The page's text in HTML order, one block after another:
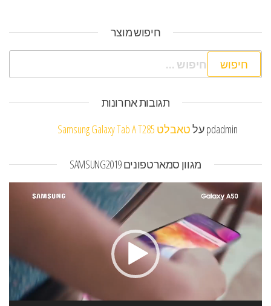
חיפוש מוצר
חיפוש:
תגובות אחרונות
pdadminעלטאבלט Samsung Galaxy Tab A T285
מגוון סמארטפונים SAMSUNG2019
נגן
וידאו